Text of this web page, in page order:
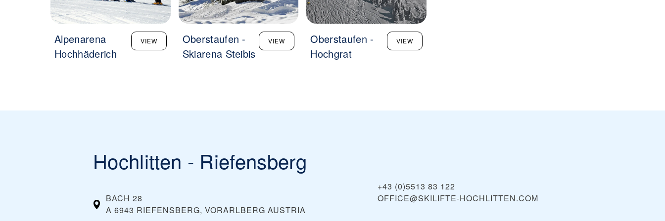
Alpenarena
Hochhäderich
VIEW
Oberstaufen -
Skiarena Steibis
VIEW
Oberstaufen -
Hochgrat
VIEW
Hochlitten - Riefensberg
BACH 28
A 6943 RIEFENSBERG, VORARLBERG AUSTRIA
+43 (0)5513 83 122
OFFICE@SKILIFTE-HOCHLITTEN.COM